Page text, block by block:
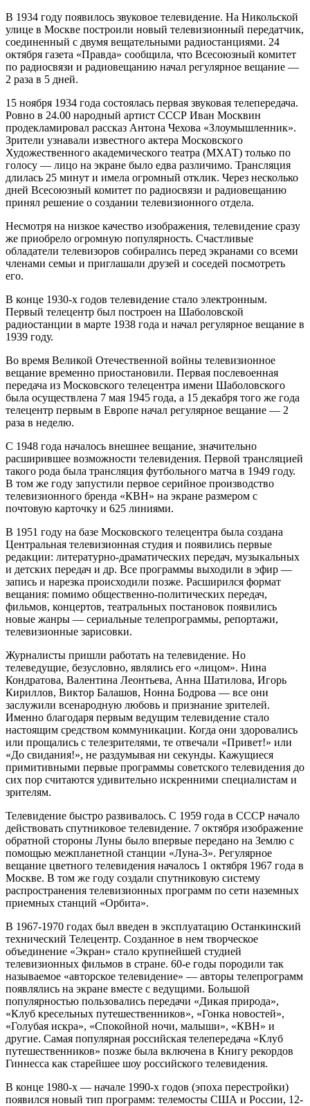
В 1934 году появилось звуковое телевидение. На Никольской
улице в Москве построили новый телевизионный передатчик,
соединенный с двумя вещательными радиостанциями. 24
октября газета «Правда» сообщила, что Всесоюзный комитет
по радиосвязи и радиовещанию начал регулярное вещание —
2 раза в 5 дней.
15 ноября 1934 года состоялась первая звуковая телепередача.
Ровно в 24.00 народный артист СССР Иван Москвин
продекламировал рассказ Антона Чехова «Злоумышленник».
Зрители узнавали известного актера Московского
Художественного академического театра (МХАТ) только по
голосу — лицо на экране было едва различимо. Трансляция
длилась 25 минут и имела огромный отклик. Через несколько
дней Всесоюзный комитет по радиосвязи и радиовещанию
принял решение о создании телевизионного отдела.
Несмотря на низкое качество изображения, телевидение сразу
же приобрело огромную популярность. Счастливые
обладатели телевизоров собирались перед экранами со всеми
членами семьи и приглашали друзей и соседей посмотреть
его.
В конце 1930-х годов телевидение стало электронным.
Первый телецентр был построен на Шаболовской
радиостанции в марте 1938 года и начал регулярное вещание в
1939 году.
Во время Великой Отечественной войны телевизионное
вещание временно приостановили. Первая послевоенная
передача из Московского телецентра имени Шаболовского
была осуществлена 7 мая 1945 года, а 15 декабря того же года
телецентр первым в Европе начал регулярное вещание — 2
раза в неделю.
С 1948 года началось внешнее вещание, значительно
расширившее возможности телевидения. Первой трансляцией
такого рода была трансляция футбольного матча в 1949 году.
В том же году запустили первое серийное производство
телевизионного бренда «КВН» на экране размером с
почтовую карточку и 625 линиями.
В 1951 году на базе Московского телецентра была создана
Центральная телевизионная студия и появились первые
редакции: литературно-драматических передач, музыкальных
и детских передач и др. Все программы выходили в эфир —
запись и нарезка происходили позже. Расширился формат
вещания: помимо общественно-политических передач,
фильмов, концертов, театральных постановок появились
новые жанры — сериальные телепрограммы, репортажи,
телевизионные зарисовки.
Журналисты пришли работать на телевидение. Но
телеведущие, безусловно, являлись его «лицом». Нина
Кондратова, Валентина Леонтьева, Анна Шатилова, Игорь
Кириллов, Виктор Балашов, Нонна Бодрова — все они
заслужили всенародную любовь и признание зрителей.
Именно благодаря первым ведущим телевидение стало
настоящим средством коммуникации. Когда они здоровались
или прощались с телезрителями, те отвечали «Привет!» или
«До свидания!», не раздумывая ни секунды. Кажущиеся
примитивными первые программы советского телевидения до
сих пор считаются удивительно искренними специалистам и
зрителям.
Телевидение быстро развивалось. С 1959 года в СССР начало
действовать спутниковое телевидение. 7 октября изображение
обратной стороны Луны было впервые передано на Землю с
помощью межпланетной станции «Луна-3». Регулярное
вещание цветного телевидения началось 1 октября 1967 года в
Москве. В том же году создали спутниковую систему
распространения телевизионных программ по сети наземных
приемных станций «Орбита».
В 1967-1970 годах был введен в эксплуатацию Останкинский
технический Телецентр. Созданное в нем творческое
объединение «Экран» стало крупнейшей студией
телевизионных фильмов в стране. 60-е годы породили так
называемое «авторское телевидение» — авторы телепрограмм
появлялись на экране вместе с ведущими. Большой
популярностью пользовались передачи «Дикая природа»,
«Клуб кресельных путешественников», «Гонка новостей»,
«Голубая искра», «Спокойной ночи, малыши», «КВН» и
другие. Самая популярная российская телепередача «Клуб
путешественников» позже была включена в Книгу рекордов
Гиннесса как старейшее шоу российского телевидения.
В конце 1980-х — начале 1990-х годов (эпоха перестройки)
появился новый тип программ: телемосты США и России, 12-